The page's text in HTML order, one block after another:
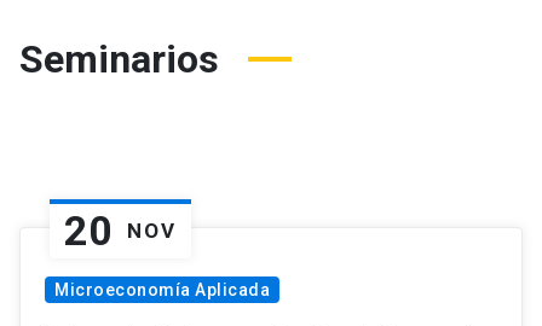
Seminarios
20 NOV
Microeconomía Aplicada